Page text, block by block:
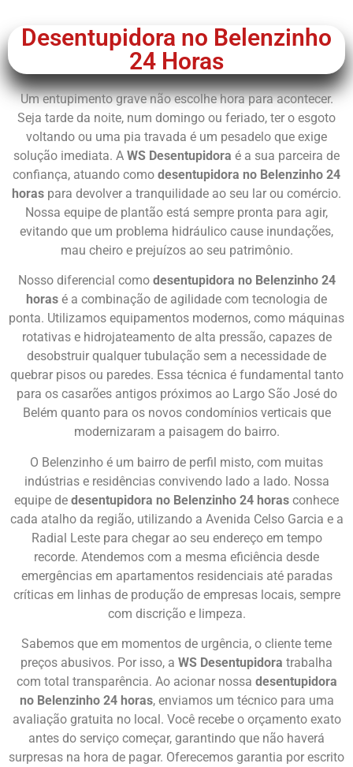
Desentupidora no Belenzinho
24 Horas
Um entupimento grave não escolhe hora para acontecer.
Seja tarde da noite, num domingo ou feriado, ter o esgoto
voltando ou uma pia travada é um pesadelo que exige
solução imediata. A WS Desentupidora é a sua parceira de
confiança, atuando como desentupidora no Belenzinho 24
horas para devolver a tranquilidade ao seu lar ou comércio.
Nossa equipe de plantão está sempre pronta para agir,
evitando que um problema hidráulico cause inundações,
mau cheiro e prejuízos ao seu patrimônio.
Nosso diferencial como desentupidora no Belenzinho 24
horas é a combinação de agilidade com tecnologia de
ponta. Utilizamos equipamentos modernos, como máquinas
rotativas e hidrojateamento de alta pressão, capazes de
desobstruir qualquer tubulação sem a necessidade de
quebrar pisos ou paredes. Essa técnica é fundamental tanto
para os casarões antigos próximos ao Largo São José do
Belém quanto para os novos condomínios verticais que
modernizaram a paisagem do bairro.
O Belenzinho é um bairro de perfil misto, com muitas
indústrias e residências convivendo lado a lado. Nossa
equipe de desentupidora no Belenzinho 24 horas conhece
cada atalho da região, utilizando a Avenida Celso Garcia e a
Radial Leste para chegar ao seu endereço em tempo
recorde. Atendemos com a mesma eficiência desde
emergências em apartamentos residenciais até paradas
críticas em linhas de produção de empresas locais, sempre
com discrição e limpeza.
Sabemos que em momentos de urgência, o cliente teme
preços abusivos. Por isso, a WS Desentupidora trabalha
com total transparência. Ao acionar nossa desentupidora
no Belenzinho 24 horas, enviamos um técnico para uma
avaliação gratuita no local. Você recebe o orçamento exato
antes do serviço começar, garantindo que não haverá
surpresas na hora de pagar. Oferecemos garantia por escrito